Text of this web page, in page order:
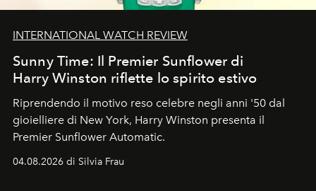
INTERNATIONAL WATCH REVIEW
Sunny Time: Il Premier Sunflower di
Harry Winston riflette lo spirito estivo
Riprendendo il motivo reso celebre negli anni '50 dal
gioielliere di New York, Harry Winston presenta il
Premier Sunflower Automatic.
04.08.2026 di Silvia Frau